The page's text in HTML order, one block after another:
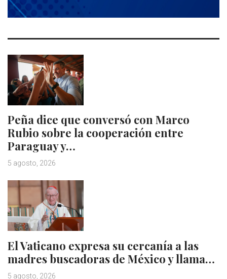
Peña dice que conversó con Marco
Rubio sobre la cooperación entre
Paraguay y…
5 agosto, 2026
El Vaticano expresa su cercanía a las
madres buscadoras de México y llama…
5 agosto, 2026